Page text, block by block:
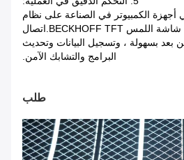
أجهزة الكمبيوتر في الصناعة على نظام
التشغيل windows مع شاشة اللمس BECKHOFF TFT.اتصال
بعد بسهولة ، وتسجيل البيانات وتحديث
البرامج والتشابك الآمن.
طلب